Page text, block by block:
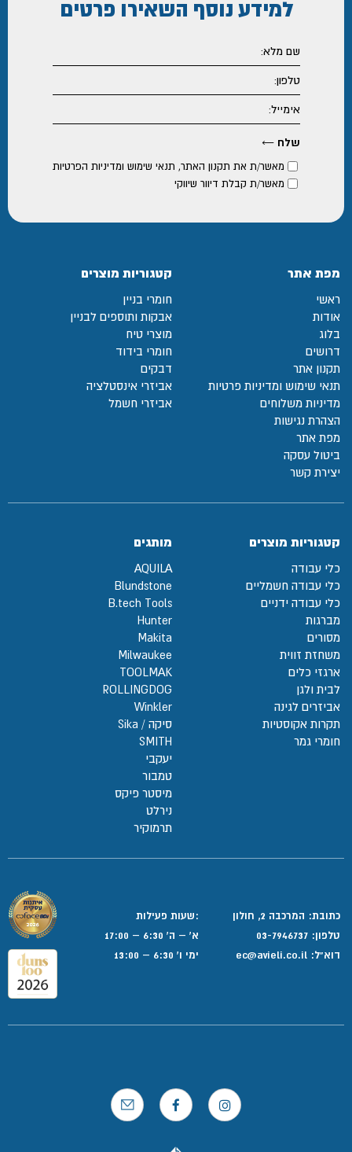
למידע נוסף השאירו פרטים
מאשר/ת את תקנון האתר, תנאי שימוש ומדיניות הפרטיות
מאשר/ת קבלת דיוור שיווקי
מפת אתר
ראשי
אודות
בלוג
דרושים
תקנון אתר
תנאי שימוש ומדיניות פרטיות
מדיניות משלוחים
הצהרת נגישות
מפת אתר
ביטול עסקה
יצירת קשר
קטגוריות מוצרים
חומרי בניין
אבקות ותוספים לבניין
מוצרי טיח
חומרי בידוד
דבקים
אביזרי אינסטלציה
אביזרי חשמל
קטגוריות מוצרים
כלי עבודה
כלי עבודה חשמליים
כלי עבודה ידניים
מברגות
מסורים
משחזת זווית
ארגזי כלים
לבית ולגן
אביזרים לגינה
תקרות אקוסטיות
חומרי גמר
מותגים
AQUILA
Blundstone
B.tech Tools
Hunter
Makita
Milwaukee
TOOLMAK
ROLLINGDOG
Winkler
סיקה / Sika
SMITH
יעקבי
טמבור
מיסטר פיקס
נירלט
תרמוקיר
כתובת: המרכבה 2, חולון
טלפון: 03-7946737
דוא”ל:
:שעות פעילות
א' – ה' 6:30 – 17:00
ימי ו' 6:30 – 13:00